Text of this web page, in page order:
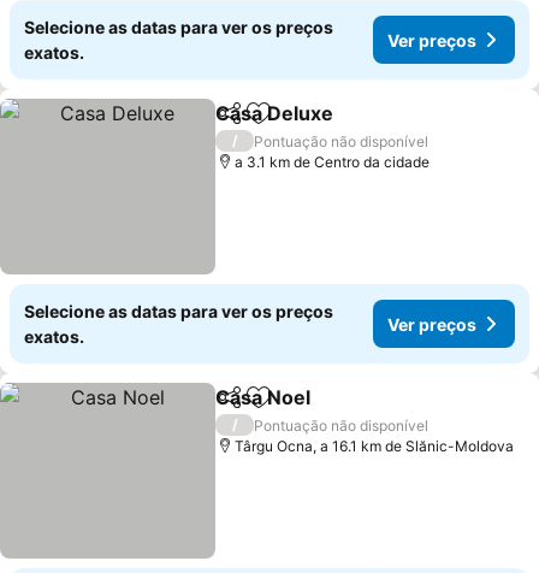
Selecione as datas para ver os preços
exatos.
Ver preços
PartilharAdicionar aos favoritos
Casa Deluxe
/
Pontuação não disponível
a 3.1 km de Centro da cidade
Selecione as datas para ver os preços
exatos.
Ver preços
PartilharAdicionar aos favoritos
Casa Noel
/
Pontuação não disponível
Târgu Ocna, a 16.1 km de Slănic-Moldova